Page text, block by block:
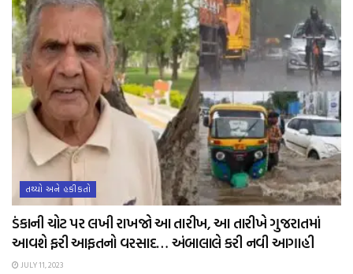
તથ્યો અને હકીકતો
ડંકાની ચોટ પર લખી રાખજો આ તારીખ, આ તારીખે ગુજરાતમાં
આવશે ફરી આફતનો વરસાદ… અંબાલાલે કરી નવી આગાહી
JULY 11, 2023